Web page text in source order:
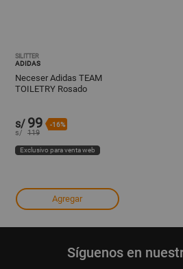
SILITTER
ADIDAS
Neceser Adidas TEAM
TOILETRY Rosado
s/ 99 -16%
s/ 119
Exclusivo para venta web
Agregar
Síguenos en